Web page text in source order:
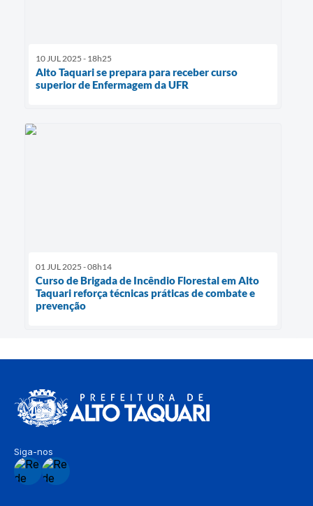
10 JUL 2025 - 18h25
Alto Taquari se prepara para receber curso
superior de Enfermagem da UFR
01 JUL 2025 - 08h14
Curso de Brigada de Incêndio Florestal em Alto
Taquari reforça técnicas práticas de combate e
prevenção
Siga-nos